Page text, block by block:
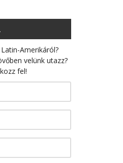
Amerikáról?
velünk utazz?
fel!